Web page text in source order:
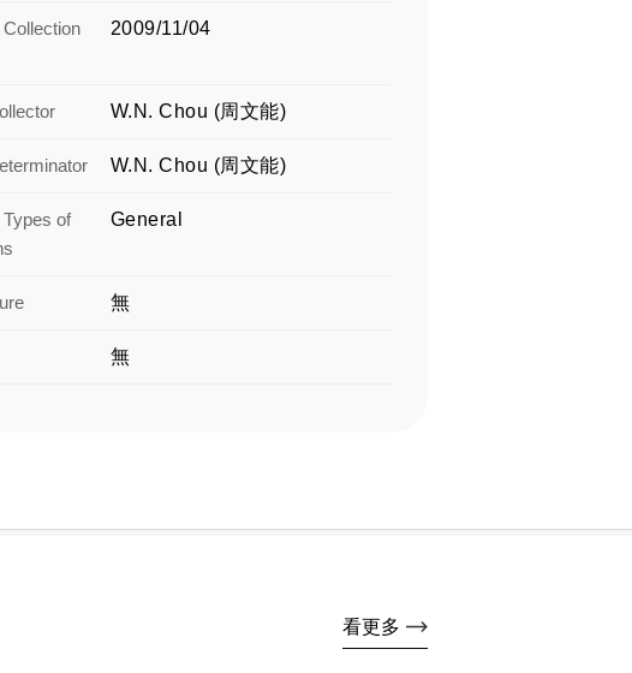
2009/11/04
W.N. Chou (周文能)
W.N. Chou (周文能)
of
General
無
無
看更多